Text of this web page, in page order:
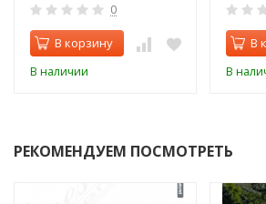
0
В корзину
В наличии
В
В
РЕКОМЕНДУЕМ ПОСМОТРЕТЬ